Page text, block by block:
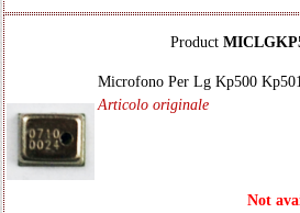
Product
Microfono Per Lg Kp500
Articolo originale
Not